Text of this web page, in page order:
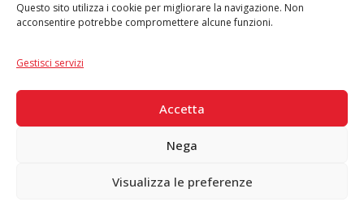
Questo sito utilizza i cookie per migliorare la navigazione. Non
acconsentire potrebbe compromettere alcune funzioni.
Gestisci servizi
Accetta
Nega
Visualizza le preferenze
Copyright © 2026 F. Divella S.p.A. - P.IVA 00257660720 - REA: 35658